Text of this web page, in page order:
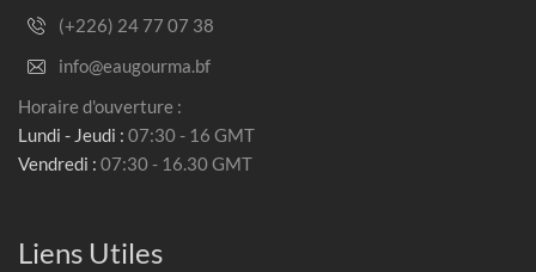
(+226) 24 77 07 38
info@eaugourma.bf
Horaire d'ouverture :
Lundi - Jeudi : 07:30 - 16 GMT
Vendredi : 07:30 - 16.30 GMT
Liens Utiles